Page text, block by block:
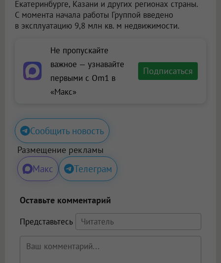
Екатеринбурге, Казани и других регионах страны.
С момента начала работы Группой введено
в эксплуатацию 9,8 млн кв. м недвижимости.
Не пропускайте
важное — узнавайте
первыми с Om1 в
«Макс»
Подписаться
Сообщить новость
Размещение рекламы
Макс Телеграм
Оставьте комментарий
Представьтесь